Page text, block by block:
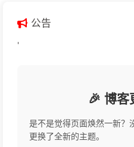
公告
'
🎉 博客
是不是觉得页面焕然一新？
更换了全新的主题。